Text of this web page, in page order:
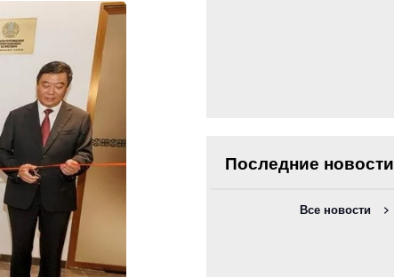
Последние новости
Все новости